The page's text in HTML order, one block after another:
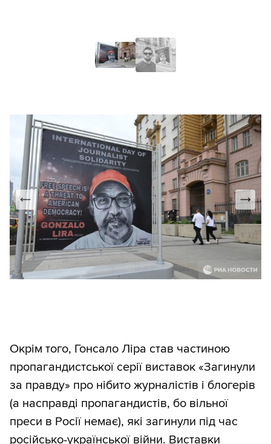
Окрім того, Гонсало Ліра став частиною
пропагандистської серії виставок «Загинули
за правду» про нібито журналістів і блогерів
(а насправді пропагандистів, бо вільної
преси в Росії немає), які загинули під час
російсько-української війни. Виставки